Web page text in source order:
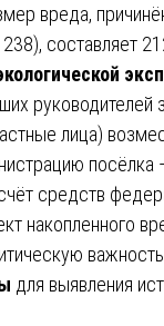
вреда,
составляет
руководителей
лица)
посёлка
средств
накопленного
важность
для выявления